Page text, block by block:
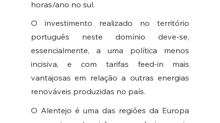
horas/ano no sul.
O investimento realizado no território
português neste domínio deve-se,
essencialmente, a uma política menos
incisiva, e com tarifas feed-in mais
vantajosas em relação a outras energias
renováveis produzidas no país.
O Alentejo é uma das regiões da Europa